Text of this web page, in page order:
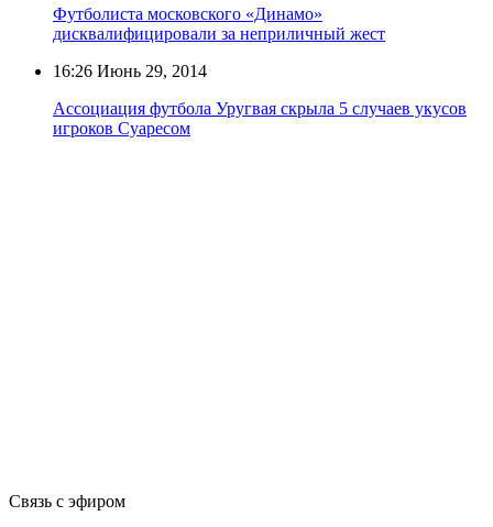
Футболиста московского «Динамо»
дисквалифицировали за неприличный жест
16:26 Июнь 29, 2014
Ассоциация футбола Уругвая скрыла 5 случаев укусов
игроков Суаресом
Связь с эфиром